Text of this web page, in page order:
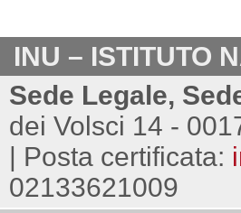
INU – ISTITUTO
Sede Legale,
dei Volsci 14 -
| Posta certificata:
02133621009